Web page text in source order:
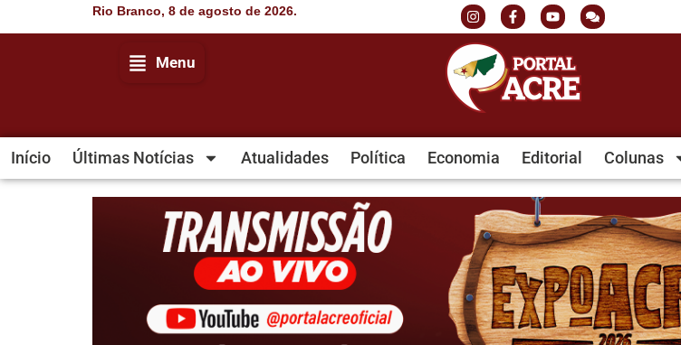
Rio Branco, 8 de agosto de 2026.
Menu
Início Últimas Notícias Atualidades Política Economia Editorial Colunas